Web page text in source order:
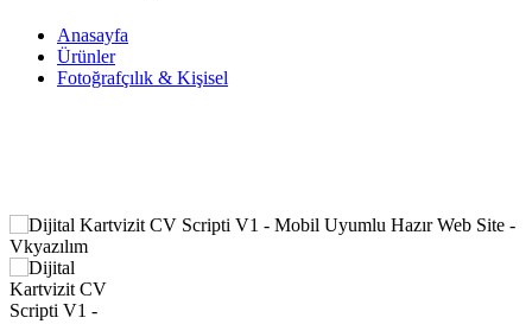
Anasayfa
Ürünler
Fotoğrafçılık & Kişisel